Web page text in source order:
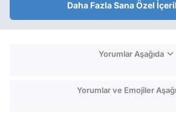
Daha Fazla Sana Özel
Yorumlar Aşağıda
Yorumlar ve Emojiler